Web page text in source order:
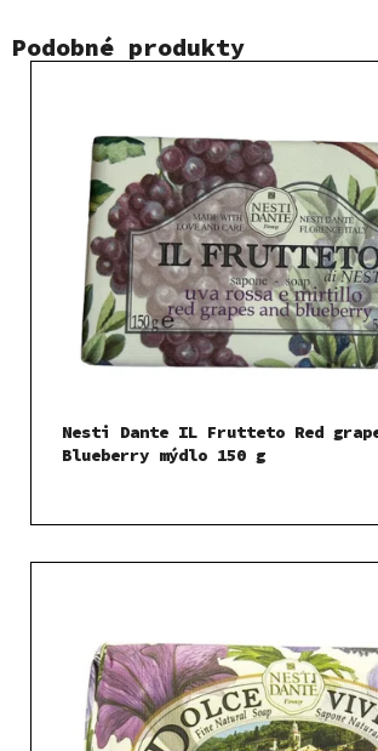
Podobné produkty
Nesti Dante IL Frutteto Red
Blueberry mýdlo 150 g